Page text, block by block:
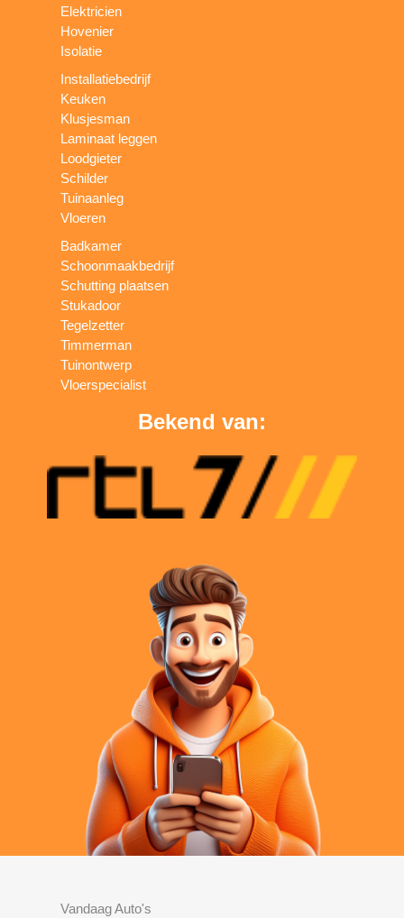
Elektricien
Hovenier
Isolatie
Installatiebedrijf
Keuken
Klusjesman
Laminaat leggen
Loodgieter
Schilder
Tuinaanleg
Vloeren
Badkamer
Schoonmaakbedrijf
Schutting plaatsen
Stukadoor
Tegelzetter
Timmerman
Tuinontwerp
Vloerspecialist
Bekend van:
Vandaag Auto's